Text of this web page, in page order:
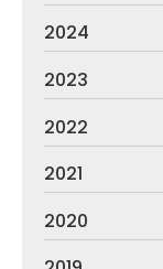
2024
2023
2022
2021
2020